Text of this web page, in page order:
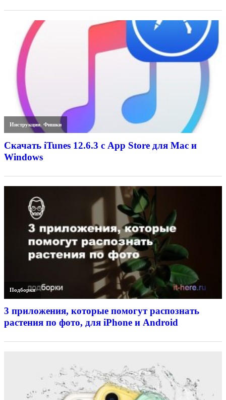
Инструкции,Фишки
Скачать iTunes 12.6.3 с App Store для Mac и
Windows
Подборки
3 приложения, которые помогут распознать
растения по фото, для iPhone и Android